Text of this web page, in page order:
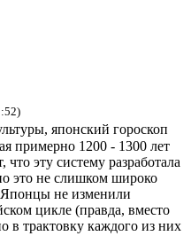
японский гороскоп
примерно 1200 - 1300 лет
эту систему разработала
это не слишком широко
Японцы не изменили
цикле (правда, вместо
в трактовку каждого из них